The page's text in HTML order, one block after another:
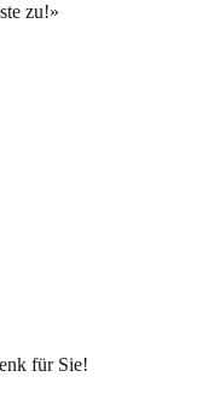
zu!»
für Sie!